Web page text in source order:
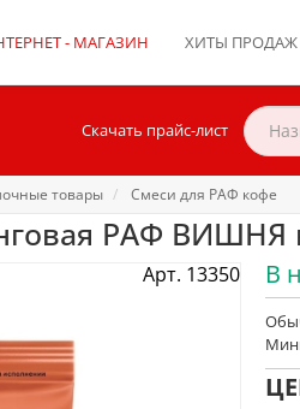
- МАГАЗИН ХИТЫ ПРОДАЖ
Скачать прайс-лист
товары Смеси для РАФ кофе
Арт. 13350
РАФ ВИШНЯ
В